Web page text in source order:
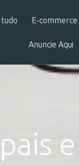
tudo E-commerce
Anuncie Aqui